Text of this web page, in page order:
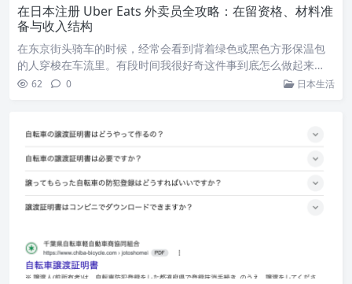
在日本注册 Uber Eats 外卖员全攻略：在留资格、材料准
备与收入结构
在东京街头骑车的时候，经常会看到背着绿色或黑色方形保温包
的人穿梭在车流里。有段时间我很好奇这件事到底怎么做起来…
62 0 日本生活